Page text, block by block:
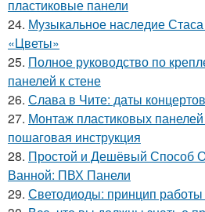
пластиковые панели
24. Музыкальное наследие
«Цветы»
25. Полное руководство по
панелей к стене
26. Слава в Чите: даты
27. Монтаж пластиковых
пошаговая инструкция
28. Простой и Дешёвый Способ
Ванной: ПВХ Панели
29. Светодиоды: принцип